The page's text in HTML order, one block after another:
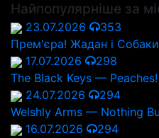
Найпопулярніше за
23.07.2026
353
Прем'єра! Жадан і
17.07.2026
298
The Black Keys —
24.07.2026
294
Welshly Arms — Nothing
16.07.2026
294